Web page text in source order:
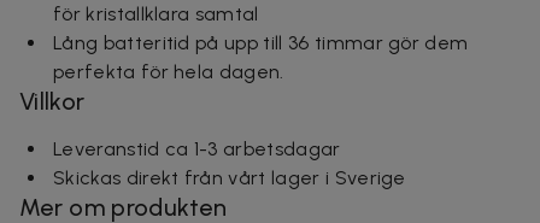
för kristallklara samtal
Lång batteritid på upp till 36 timmar gör dem
perfekta för hela dagen.
Villkor
Leveranstid ca 1-3 arbetsdagar
Skickas direkt från vårt lager i Sverige
Mer om produkten